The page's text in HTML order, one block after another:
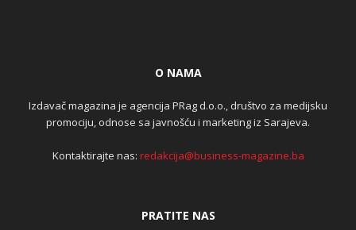
O NAMA
Izdavač magazina je agencija PRag d.o.o., društvo za medijsku
promociju, odnose sa javnošću i marketing iz Sarajeva.
Kontaktirajte nas: redakcija@business-magazine.ba
PRATITE NAS